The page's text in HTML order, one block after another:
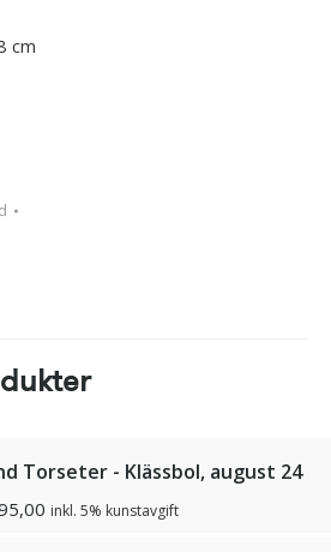
cm
Torseter - Klässbol, august 24
inkl. 5% kunstavgift